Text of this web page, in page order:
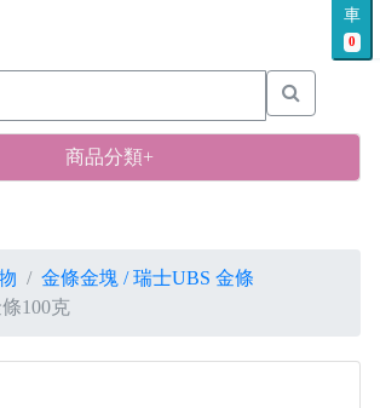
車
0
商品分類+
金條金塊 / 瑞士UBS 金條
100克